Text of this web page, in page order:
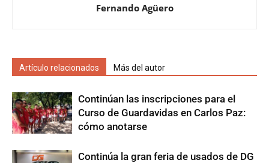
Fernando Agüero
Artículo relacionados Más del autor
Continúan las inscripciones para el
Curso de Guardavidas en Carlos Paz:
cómo anotarse
Continúa la gran feria de usados de DG